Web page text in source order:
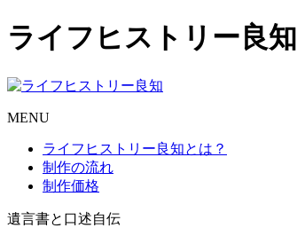
ライフヒストリー良知
MENU
ライフヒストリー良知とは？
制作の流れ
制作価格
遺言書と口述自伝